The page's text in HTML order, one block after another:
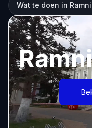
Wat te doen in